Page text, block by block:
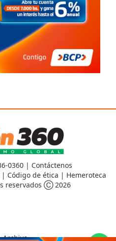
0360 | Contáctenos
Código de ética | Hemeroteca
reservados Ⓒ 2026
Archivo